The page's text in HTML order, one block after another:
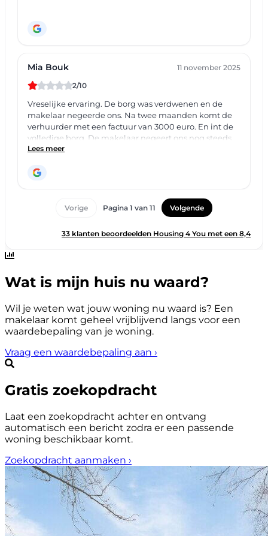
Wat is mijn huis nu waard?
Wil je weten wat jouw woning nu waard is? Een
makelaar komt geheel vrijblijvend langs voor een
waardebepaling van je woning.
Vraag een waardebepaling aan ›
Gratis zoekopdracht
Laat een zoekopdracht achter en ontvang
automatisch een bericht zodra er een passende
woning beschikbaar komt.
Zoekopdracht aanmaken ›